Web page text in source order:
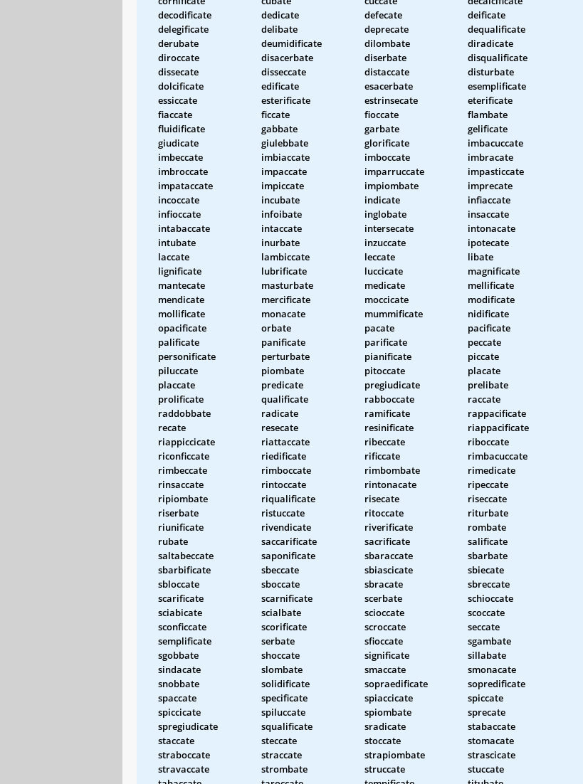
decodificate
dedicate defecate
deificate
delegificate
delibate deprecate
dequalificate
derubate
deumidificate dilombate
diradicate
diroccate
disacerbate diserbate
disqualificate
dissecate
disseccate distaccate
disturbate
dolcificate
edificate esacerbate
esemplificate
essiccate
esterificate estrinsecate
eterificate
fiaccate
ficcate fioccate
flambate
fluidificate
gabbate garbate
gelificate
giudicate
giulebbate glorificate
imbacuccate
imbeccate
imbiaccate imboccate
imbracate
imbroccate
impaccate imparruccate
impasticcate
impataccate
impiccate impiombate
imprecate
incoccate
incubate indicate
infiaccate
infioccate
infoibate inglobate
insaccate
intabaccate
intaccate intersecate
intonacate
intubate
inurbate inzuccate
ipotecate
laccate
lambiccate leccate
libate
lignificate
lubrificate luccicate
magnificate
mantecate
masturbate medicate
mellificate
mendicate
mercificate moccicate
modificate
mollificate
monacate mummificate
nidificate
opacificate
orbate pacate
pacificate
palificate
panificate parificate
peccate
personificate
perturbate pianificate
piccate
piluccate
piombate pitoccate
placate
placcate
predicate pregiudicate
prelibate
prolificate
qualificate rabboccate
raccate
raddobbate
radicate ramificate
rappacificate
recate
resecate resinificate
riappacificate
riappiccicate
riattaccate ribeccate
riboccate
riconficcate
riedificate rificcate
rimbacuccate
rimbeccate
rimboccate rimbombate
rimedicate
rinsaccate
rintoccate rintonacate
ripeccate
ripiombate
riqualificate risecate
riseccate
riserbate
ristuccate ritoccate
riturbate
riunificate
rivendicate riverificate
rombate
rubate
saccarificate sacrificate
salificate
saltabeccate
saponificate sbaraccate
sbarbate
sbarbificate
sbeccate sbiascicate
sbiecate
sbloccate
sboccate sbracate
sbreccate
scarificate
scarnificate scerbate
schioccate
sciabicate
scialbate scioccate
scoccate
sconficcate
scorificate scroccate
seccate
semplificate
serbate sfioccate
sgambate
sgobbate
shoccate significate
sillabate
sindacate
slombate smaccate
smonacate
snobbate
solidificate sopraedificate
sopredificate
spaccate
specificate spiaccicate
spiccate
spiccicate
spiluccate spiombate
sprecate
spregiudicate
squalificate sradicate
stabaccate
staccate
steccate stoccate
stomacate
straboccate
straccate strapiombate
strascicate
stravaccate
strombate struccate
stuccate